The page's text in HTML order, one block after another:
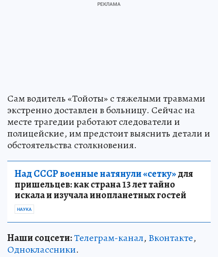
Сам водитель «Тойоты» с тяжелыми травмами
экстренно доставлен в больницу. Сейчас на
месте трагедии работают следователи и
полицейские, им предстоит выяснить детали и
обстоятельства столкновения.
Над СССР военные натянули «сетку»для
пришельцев: как страна 13 лет тайно
искала и изучала инопланетных гостей
НАУКА
Наши соцсети:Телеграм-канал, Вконтакте,
Одноклассники.